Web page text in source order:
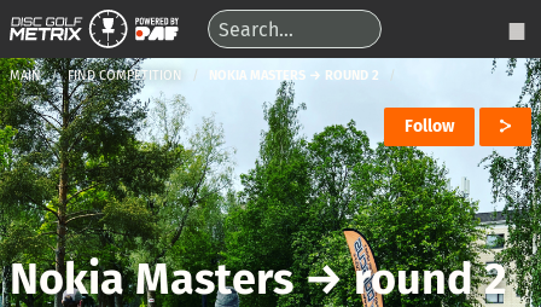
MAIN FIND COMPETITION NOKIA MASTERS → ROUND 2
Follow
Nokia Masters→round 2